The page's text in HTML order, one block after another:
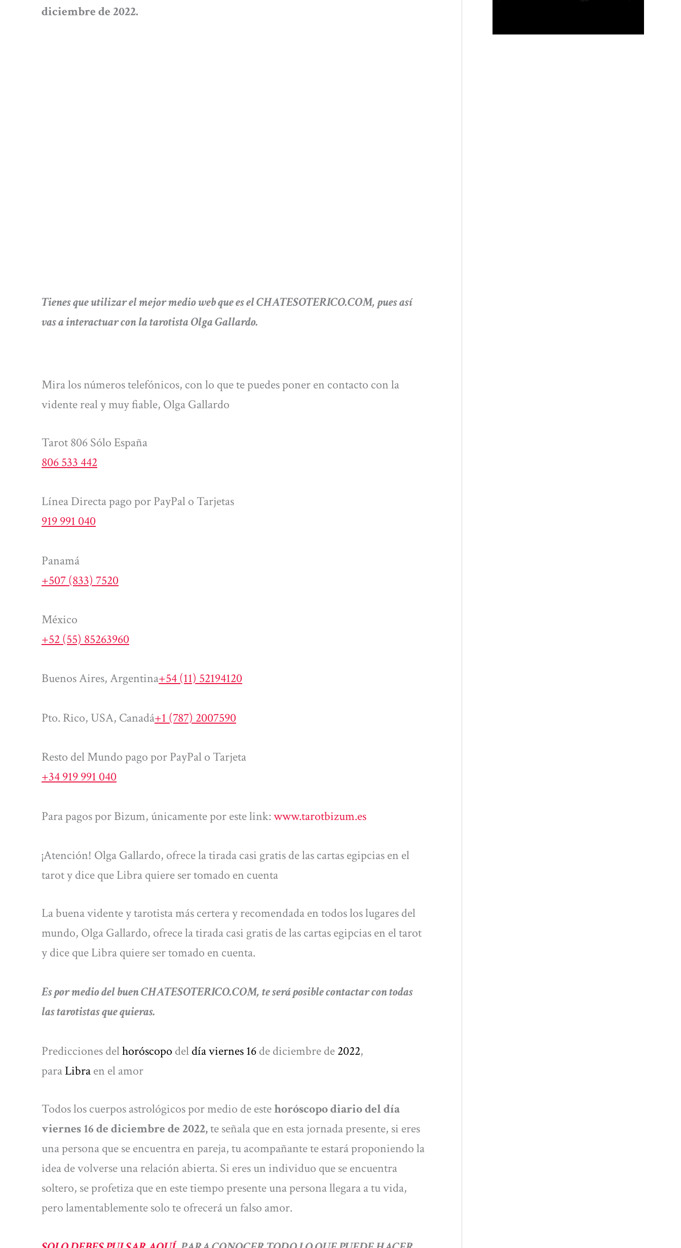
diciembrede 2022.
Tienes que utilizar el mejor medio web que es el CHATESOTERICO.COM, pues así
vas a interactuar con la tarotista Olga Gallardo.
Mira los números telefónicos, con lo que te puedes poner en contacto con la
vidente real y muy fiable, Olga Gallardo
Tarot 806 Sólo España
806 533 442
Línea Directa pago por PayPal o Tarjetas
919 991 040
Panamá
+507 (833) 7520
México
+52 (55) 85263960
Buenos Aires, Argentina+54 (11) 52194120
Pto. Rico, USA, Canadá+1 (787) 2007590
Resto del Mundo pago por PayPal o Tarjeta
+34 919 991 040
Para pagos por Bizum, únicamente por este link:www.tarotbizum.es
¡Atención! Olga Gallardo, ofrece la tirada casi gratis de las cartas egipcias en el
tarot y dice que Libra quiere ser tomado en cuenta
La buena vidente y tarotista más certera y recomendada en todos los lugares del
mundo, Olga Gallardo, ofrece la tirada casi gratis de las cartas egipcias en el tarot
y dice que Libra quiere ser tomado en cuenta.
Es por medio del buen CHATESOTERICO.COM, te será posible contactar con todas
las tarotistas que quieras.
Predicciones delhoróscopo deldía viernes 16de diciembre de2022,
paraLibraen el amor
Todos los cuerpos astrológicos por medio de estehoróscopo diario del día
viernes 16 de diciembre de 2022,te señala que en esta jornada presente, si eres
una persona que se encuentra en pareja, tu acompañante te estará proponiendo la
idea de volverse una relación abierta. Si eres un individuo que se encuentra
soltero, se profetiza que en este tiempo presente una persona llegara a tu vida,
pero lamentablemente solo te ofrecerá un falso amor.